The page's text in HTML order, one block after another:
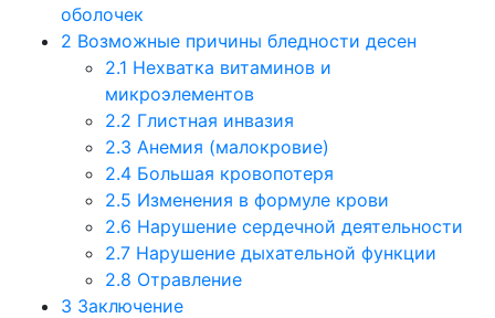
оболочек
2 Возможные причины бледности десен
2.1 Нехватка витаминов и
микроэлементов
2.2 Глистная инвазия
2.3 Анемия (малокровие)
2.4 Большая кровопотеря
2.5 Изменения в формуле крови
2.6 Нарушение сердечной деятельности
2.7 Нарушение дыхательной функции
2.8 Отравление
3 Заключение